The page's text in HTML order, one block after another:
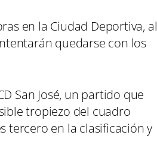
en la Ciudad Deportiva, al
quedarse con los
San José, un partido que
tropiezo del cuadro
tercero en la clasificación y